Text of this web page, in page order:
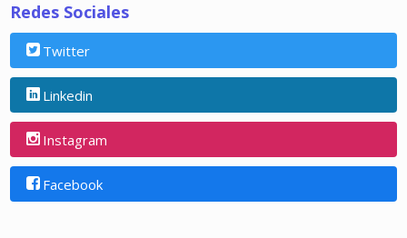
Redes Sociales
Twitter
Linkedin
Instagram
Facebook